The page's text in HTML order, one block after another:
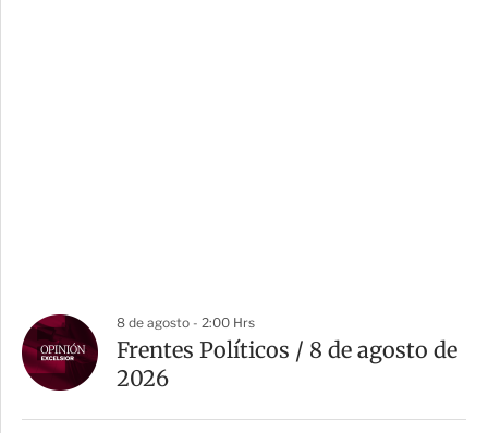
8 de agosto - 2:00 Hrs
Frentes Políticos / 8 de agosto de
2026